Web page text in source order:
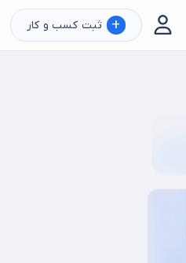
+ ثبت کسب و کار